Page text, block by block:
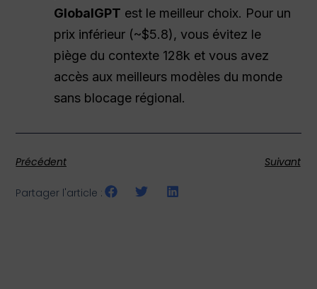
GlobalGPT est le meilleur choix. Pour un
prix inférieur (~$5.8), vous évitez le
piège du contexte 128k et vous avez
accès aux meilleurs modèles du monde
sans blocage régional.
Précédent Suivant
Partager l'article :